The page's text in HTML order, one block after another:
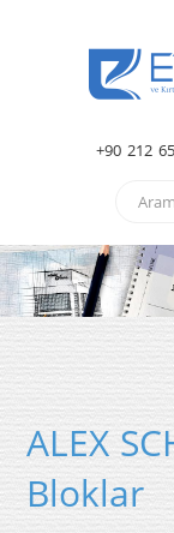
+90 212
ALEX
Bloklar